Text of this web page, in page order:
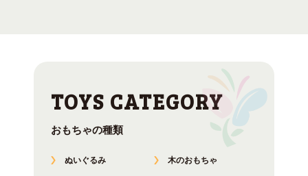
おもちゃの種類
ぬいぐるみ 木のおもちゃ